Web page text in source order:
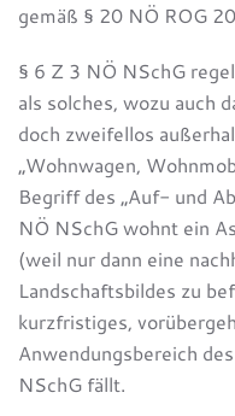
gemäß § 20 NÖ ROG
§ 6 Z 3 NÖ NSchG
als solches, wozu auch
doch zweifellos
„Wohnwagen,
Begriff des „Auf- und
NÖ NSchG wohnt ein
(weil nur dann eine
Landschaftsbildes zu
kurzfristiges,
Anwendungsbereich
NSchG fällt.